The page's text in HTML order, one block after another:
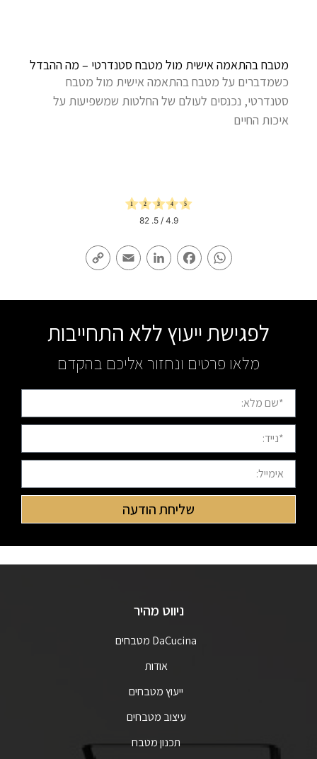
מטבח בהתאמה אישית מול מטבח סטנדרטי – מה ההבדל
כשמדברים על מטבח בהתאמה אישית מול מטבח
סטנדרטי, נכנסים לעולם של החלטות שמשפיעות על
איכות החיים
4.9
/ 5.
82
WhatsApp
Facebook
LinkedIn
Email
לפגישת ייעוץ ללא התחייבות
מלאו פרטים ונחזור אליכם בהקדם
שליחת הודעה
ניווט מהיר
DaCucina מטבחים
אודות
ייעוץ מטבחים
עיצוב מטבחים
תכנון מטבח